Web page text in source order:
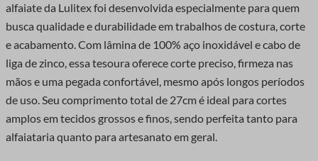
alfaiate da Lulitex foi desenvolvida especialmente para quem
busca qualidade e durabilidade em trabalhos de costura, corte
e acabamento. Com lâmina de 100% aço inoxidável e cabo de
liga de zinco, essa tesoura oferece corte preciso, firmeza nas
mãos e uma pegada confortável, mesmo após longos períodos
de uso. Seu comprimento total de 27cm é ideal para cortes
amplos em tecidos grossos e finos, sendo perfeita tanto para
alfaiataria quanto para artesanato em geral.